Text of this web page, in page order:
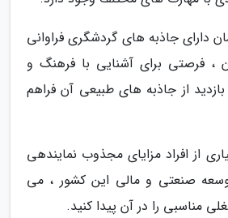
دارای جاذبه های گردشگری فراوانی
، فرصتی برای آشنایی با فرهنگ و
از جاذبه های طبیعی آن فراهم
از افراد مزایای مجذوب نمایندهی
صنعتی و مالی این کشور ، می
مناسبی را در آن پیدا کنید.